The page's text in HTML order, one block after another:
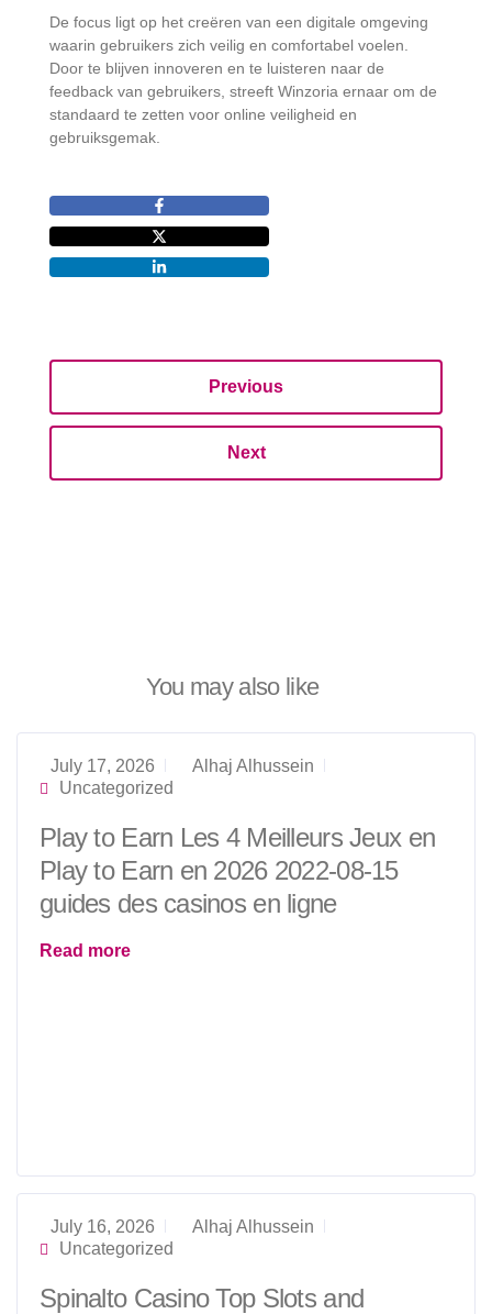
De focus ligt op het creëren van een digitale omgeving
waarin gebruikers zich veilig en comfortabel voelen.
Door te blijven innoveren en te luisteren naar de
feedback van gebruikers, streeft Winzoria ernaar om de
standaard te zetten voor online veiligheid en
gebruiksgemak.
Previous
Next
You may also like
July 17, 2026
Alhaj Alhussein
Uncategorized
Play to Earn Les 4 Meilleurs Jeux en
Play to Earn en 2026 2022-08-15
guides des casinos en ligne
Read more
July 16, 2026
Alhaj Alhussein
Uncategorized
Spinalto Casino Top Slots and